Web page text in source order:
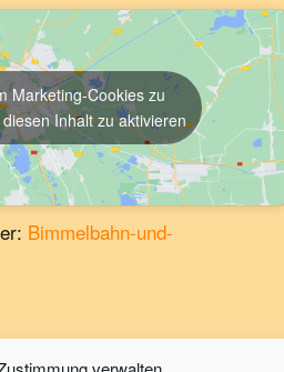
Marketing-Cookies zu
Inhalt zu aktivieren
Bimmelbahn-und-